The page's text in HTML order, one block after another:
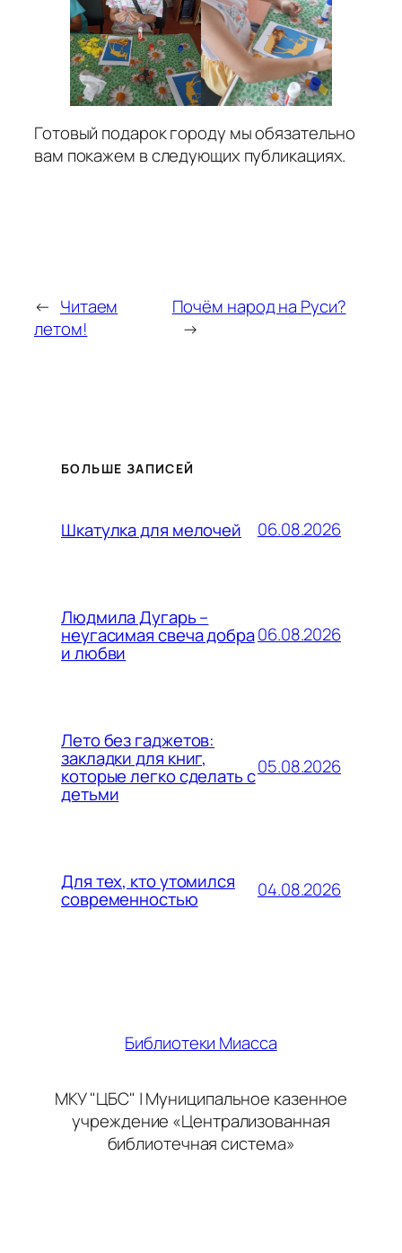
Готовый подарок городу мы обязательно
вам покажем в следующих публикациях.
← Читаем
летом!
Почём народ на Руси?
→
БОЛЬШЕ ЗАПИСЕЙ
Шкатулка для мелочей 06.08.2026
Людмила Дугарь –
неугасимая свеча добра
и любви
06.08.2026
Лето без гаджетов:
закладки для книг,
которые легко сделать с
детьми
05.08.2026
Для тех, кто утомился
современностью 04.08.2026
Библиотеки Миасса
МКУ "ЦБС" | Муниципальное казенное
учреждение «Централизованная
библиотечная система»